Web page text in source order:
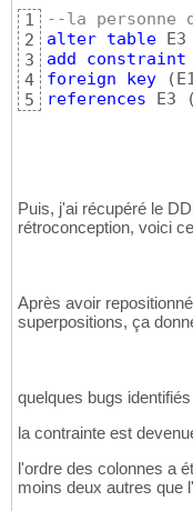
1
2
3
4
5
--la personne
alter table
add
constraint
foreign
key (
references E3 (
Puis, j'ai récupéré le
rétroconception, voici
Après avoir
superpositions, ça
quelques bugs identifiés
la contrainte est
l'ordre des colonnes a
moins deux autres que